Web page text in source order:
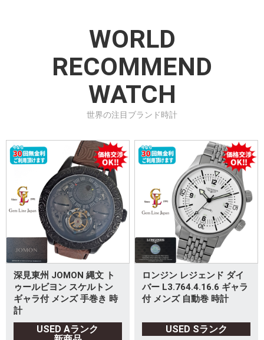
WORLD
RECOMMEND
WATCH
世界の注目ブランド時計
深見東州 JOMON 縄文 ト
ゥールビヨン スケルトン
ギャラ付 メンズ 手巻き 時
計
USED Aランク
ロンジン レジェンド ダイ
バー L3.764.4.16.6 ギャラ
付 メンズ 自動巻 時計
USED Sランク